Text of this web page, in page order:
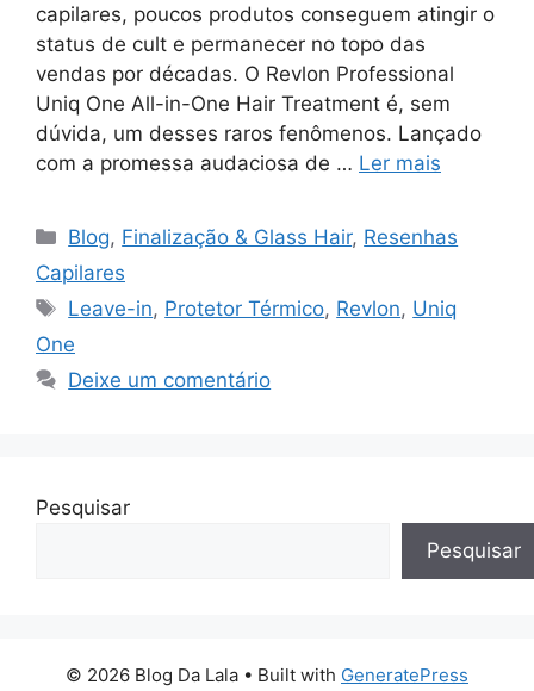
capilares, poucos produtos conseguem atingir o
status de cult e permanecer no topo das
vendas por décadas. O Revlon Professional
Uniq One All-in-One Hair Treatment é, sem
dúvida, um desses raros fenômenos. Lançado
com a promessa audaciosa de … Ler mais
Categorias
Blog, Finalização & Glass Hair, Resenhas
Capilares
Tags
Leave-in, Protetor Térmico, Revlon, Uniq
One
Deixe um comentário
Pesquisar
Pesquisar
© 2026 Blog Da Lala • Built with GeneratePress